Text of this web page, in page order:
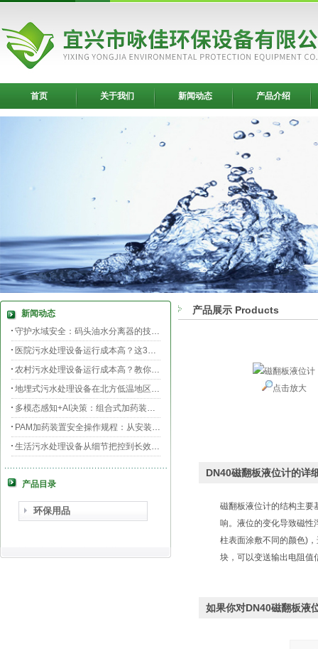
首页 关于我们 新闻动态 产品介绍
新闻动态
守护水域安全：码头油水分离器的技术升级与效能提升
医院污水处理设备运行成本高？这3个环节最烧钱
农村污水处理设备运行成本高？教你三招轻松降低运维费用！
地埋式污水处理设备在北方低温地区的运行稳定性：挑战与对策
多模态感知+AI决策：组合式加药装置的智能运维新范式
PAM加药装置安全操作规程：从安装到运维的全流程规范
生活污水处理设备从细节把控到长效运行的全流程指南
膜片曝气器安装指南，从池底准备到运行测试
PAC加药装置工业水处理的“化学魔法师”
产品目录
环保用品
产品展示 Products
点击放大
DN40磁翻板液位计的详
磁翻板液位计的结构主要
响。液位的变化导致磁性
柱表面涂敷不同的颜色)
块，可以变送输出电阻值
如果你对DN40磁翻板液